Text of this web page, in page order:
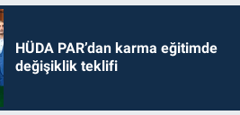
HÜDA PAR’dan karma eğitimde
değişiklik teklifi